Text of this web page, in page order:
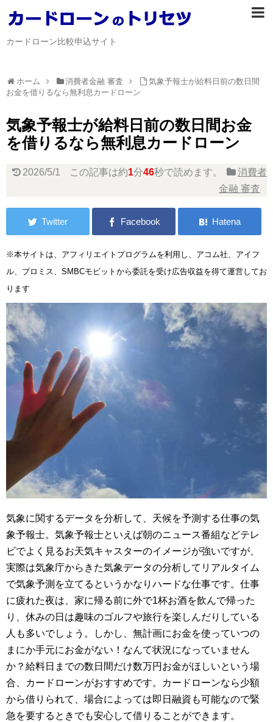
カードローン比較申込サイト
ホーム 消費者金融 審査
気象予報士が給料日前の数日間
お金を借りるなら無利息カードローン
気象予報士が給料日前の数日間お金
を借りるなら無利息カードローン
2026/5/1 この記事は約1分46秒で読めます。
消費者
金融 審査
※本サイトは、アフィリエイトプログラムを利用し、アコム社、アイフ
ル、プロミス、SMBCモビットから委託を受け広告収益を得て運営してお
ります
気象に関するデータを分析して、天候を予測する仕事の気
象予報士。気象予報士といえば朝のニュース番組などテレ
ビでよく見るお天気キャスターのイメージが強いですが、
実際は気象庁からきた気象データの分析してリアルタイム
で気象予測を立てるというかなりハードな仕事です。仕事
に疲れた夜は、家に帰る前に外で1杯お酒を飲んで帰った
り、休みの日は趣味のゴルフや旅行を楽しんだりしている
人も多いでしょう。しかし、無計画にお金を使っていつの
まにか手元にお金がない！なんて状況になっていません
か？給料日までの数日間だけ数万円お金がほしいという場
合、カードローンがおすすめです。カードローンなら少額
から借りられて、場合によっては即日融資も可能なので緊
急を要するときでも安心して借りることができます。